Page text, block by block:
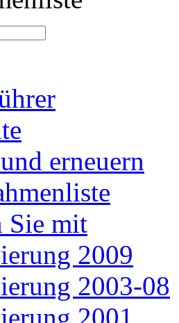
erneuern
Sie mit
2009
2003-08
2001